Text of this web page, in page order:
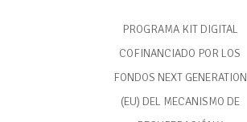
PROGRAMA KIT DIGITAL
COFINANCIADO POR LOS
FONDOS NEXT GENERATION
(EU) DEL MECANISMO DE